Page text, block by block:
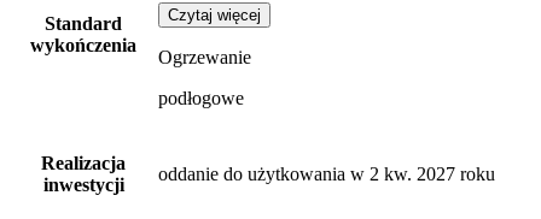
Standard
wykończenia
Czytaj więcej
Ogrzewanie
podłogowe
Realizacja
inwestycji
oddanie do użytkowania w 2 kw. 2027 roku